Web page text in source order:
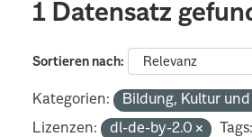
1 Datensatz
Sortieren nach
Kategorien:
Bildung, Kultur
Lizenzen:
dl-de-by-2.0
Tags: